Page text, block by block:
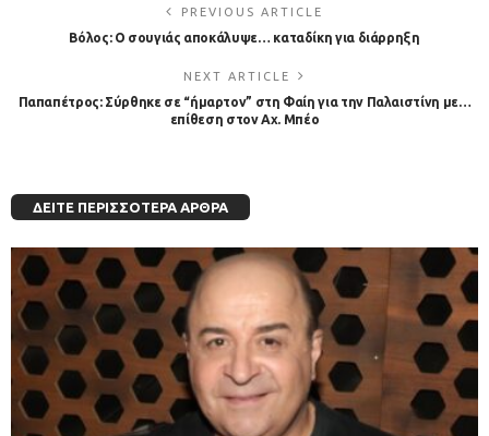
PREVIOUS ARTICLE
Βόλος: Ο σουγιάς αποκάλυψε… καταδίκη για διάρρηξη
NEXT ARTICLE
Παπαπέτρος: Σύρθηκε σε “ήμαρτον” στη Φαίη για την Παλαιστίνη με…
επίθεση στον Αχ. Μπέο
ΔΕΊΤΕ ΠΕΡΙΣΣΌΤΕΡΑ ΆΡΘΡΑ